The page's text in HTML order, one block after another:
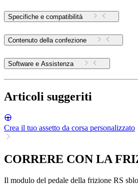
Specifiche e compatibilità
Contenuto della confezione
Software e Assistenza
Articoli suggeriti
Crea il tuo assetto da corsa personalizzato
CORRERE CON LA
Il modulo del pedale della frizione RS